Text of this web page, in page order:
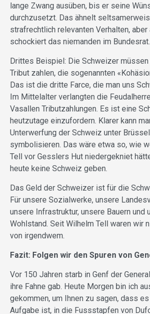
lange Zwang ausüben, bis er seine
durchzusetzt. Das ähnelt
strafrechtlich relevanten Verhalten, aber
schockiert das niemanden im Bundesrat.
Drittes Beispiel: Die Schweizer müssen
Tribut zahlen, die sogenannten
Das ist die dritte Farce, die man uns
Im Mittelalter verlangten die
Vasallen Tributzahlungen. Es ist eine
heutzutage einzufordern. Klarer kann
Unterwerfung der Schweiz unter
symbolisieren. Das wäre etwa so, wie
Tell vor Gesslers Hut niedergekniet
heute keine Schweiz geben.
Das Geld der Schweizer ist für die
Für unsere Sozialwerke, unsere
unsere Infrastruktur, unsere Bauern und
Wohlstand. Seit Wilhelm Tell waren wir
von irgendwem.
Fazit: Folgen wir den Spuren von
Vor 150 Jahren starb in Genf der
ihre Fahne gab. Heute Morgen bin ich
gekommen, um Ihnen zu sagen, dass
Aufgabe ist, in die Fussstapfen von